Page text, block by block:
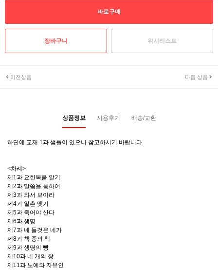
위시리스트
이전상품 다음 상품
상품정보 사용후기 배송/교환
하단에 교재 1과 샘플이 있으니 참고하시기 바랍니다.
<차례>
제1과 요한복음 알기
제2과 말씀을 통하여
제3과 와서 보아라
제4과 일촌 맺기
제5과 죽어야 산다
제6과 생명
제7과 네 들것은 네가
제8과 책 중의 책
제9과 생명의 빵
제10과 네 개의 창
제11과 노예와 자유인